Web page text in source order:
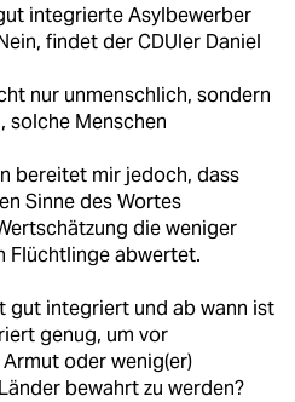
integrierte Asylbewerber
findet der CDUler Daniel
nur unmenschlich, sondern
solche Menschen
bereitet mir jedoch, dass
Sinne des Wortes
die weniger
Flüchtlinge abwertet.
gut integriert und ab wann ist
genug, um vor
oder wenig(er)
bewahrt zu werden?